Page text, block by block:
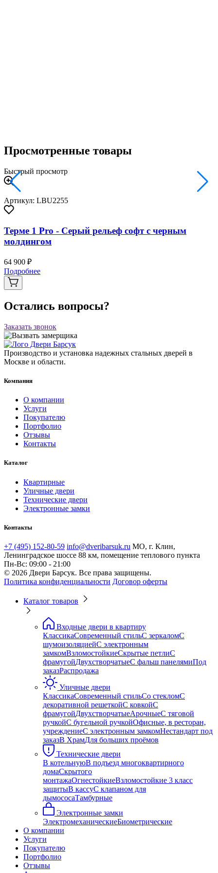
Просмотренные товары
Быстрый просмотр
Артикул: LBU2255
Терме 1 Pro - Серый рельеф софт с черным
молдингом
64 900 ₽
Подробнее
Остались вопросы?
Заказать звонок
Производство и установка надежных стальных дверей в
Москве и области.
Компания
О компании
Услуги
Покупателю
Портфолио
Отзывы
Контакты
Каталог
Квартирные
Уличные двери
Технические двери
Электронные замки
Контакты
+7 (495) 152-80-59 info@dveribarsuk.ru МО, г. Клин,
Ленинградское шоссе 88 км, помещение теплового пункта
Пн-Вс: 09:00 - 21:00
© 2026 Двери Барсук. Все права защищены.
Политика конфиденциальности Договор оферты
Каталог товаров
Входные двери в квартиру
КлассикаСовременный стильС зеркаломС
шумоизоляциейС электронным
замкомВзломостойкиеСкрытые петлиС
фрамугойДвухстворчатыеС фальш панелямиПод
заказРаспродажа
Уличные двери
КлассикаСовременный стильСо стекломС
декоративной решеткойС ковкойС
фрамугойДвухстворчатыеАрочныеС тяговой
ручкойС бугельной ручкойОфисные, в ресторан,
учреждениеС электронным замкомНестандарт под
заказВ ХрамДля больших проёмов
Технические двери
В котельнуюВ подъезд многоквартирного
домаСкрытого
монтажаОгнестойкиеВзломостойкие 3 класс
защитыВ кассуС клапаном для
дымососаТамбурные
Электронные замки
ЭлектромеханическиеБиометрические
О компании
Услуги
Покупателю
Портфолио
Отзывы